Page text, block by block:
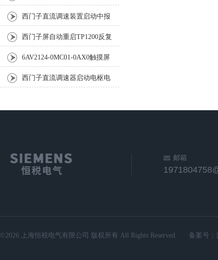
障维修消除方法
西门子直流调速装置启动中报
F030三小时修复好
西门子屏自动重启TP1200反复
中4小时排除检修
6AV2124-0MC01-0AX0触摸屏
坏（修复解决任何故障）
西门子直流调速器启动电枢电
邮箱
©2026 上海恒税电气有限公司 版权所有 All Rights Reserved. 备案号：